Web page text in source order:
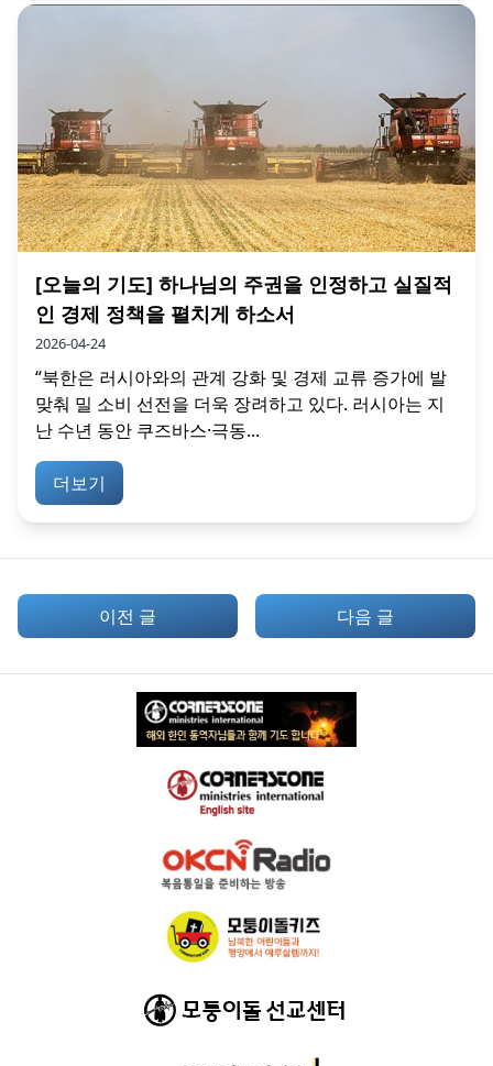
[오늘의 기도] 하나님의 주권을 인정하고 실질적
인 경제 정책을 펼치게 하소서
2026-04-24
“북한은 러시아와의 관계 강화 및 경제 교류 증가에 발
맞춰 밀 소비 선전을 더욱 장려하고 있다. 러시아는 지
난 수년 동안 쿠즈바스·극동...
더보기
이전 글 다음 글